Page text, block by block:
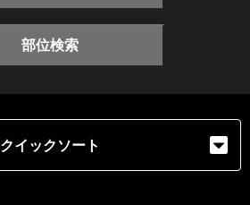
部位検索
クイックソート